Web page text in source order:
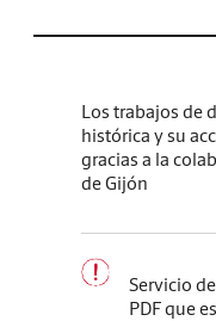
Los trabajos de
histórica y su
gracias a la
de Gijón
Servicio
PDF que